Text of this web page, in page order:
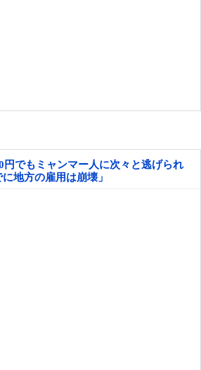
円でもミャンマー人に次々と逃げられ
地方の雇用は崩壊」